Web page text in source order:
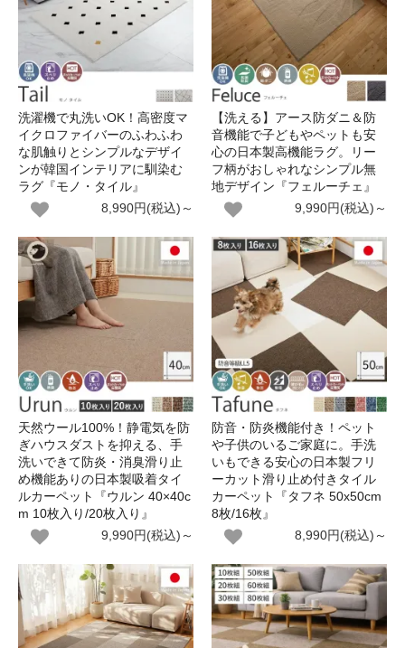
洗濯機で丸洗いOK！高密度マ
イクロファイバーのふわふわ
な肌触りとシンプルなデザイ
ンが韓国インテリアに馴染む
ラグ『モノ・タイル』
8,990円(税込)～
【洗える】アース防ダニ＆防
音機能で子どもやペットも安
心の日本製高機能ラグ。リー
フ柄がおしゃれなシンプル無
地デザイン『フェルーチェ』
9,990円(税込)～
天然ウール100%！静電気を防
ぎハウスダストを抑える、手
洗いできて防炎・消臭滑り止
め機能ありの日本製吸着タイ
ルカーペット『ウルン 40×40c
m 10枚入り/20枚入り』
9,990円(税込)～
防音・防炎機能付き！ペット
や子供のいるご家庭に。手洗
いもできる安心の日本製フリ
ーカット滑り止め付きタイル
カーペット『タフネ 50x50cm
8枚/16枚』
8,990円(税込)～